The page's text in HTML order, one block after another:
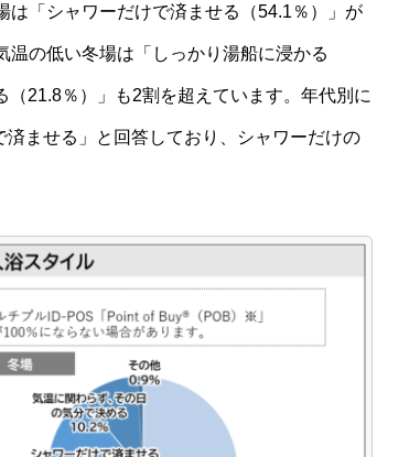
は「シャワーだけで済ませる（54.1％）」が
の低い冬場は「しっかり湯船に浸かる
（21.8％）」も2割を超えています。年代別に
ませる」と回答しており、シャワーだけの